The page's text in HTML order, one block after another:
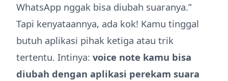
WhatsApp nggak bisa diubah suaranya.”
Tapi kenyataannya, ada kok! Kamu tinggal
butuh aplikasi pihak ketiga atau trik
tertentu. Intinya: voice note kamu bisa
diubah dengan aplikasi perekam suara